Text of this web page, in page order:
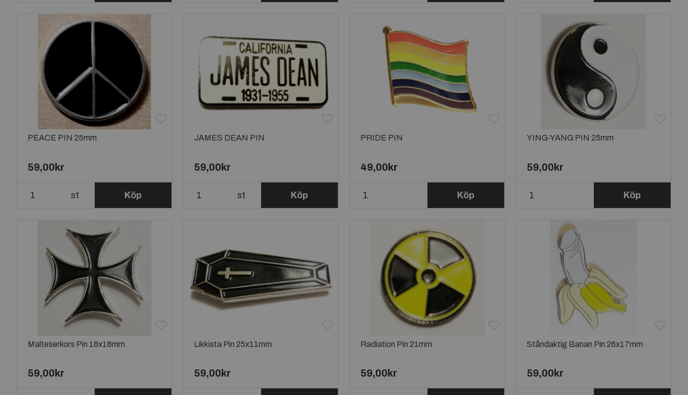
PEACE PIN 25mm
59,00kr
st Köp
JAMES DEAN PIN
59,00kr
st Köp
PRIDE PIN
49,00kr
Köp
YING-YANG PIN 25mm
59,00kr
Köp
Malteserkors Pin 18x18mm
59,00kr
Likkista Pin 25x11mm
59,00kr
Radiation Pin 21mm
59,00kr
Ståndaktig Banan Pin 26x17mm
59,00kr